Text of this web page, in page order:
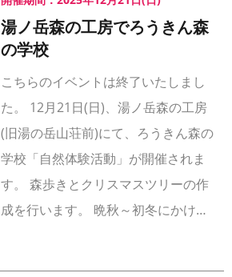
湯ノ岳森の工房でろうきん森
の学校
こちらのイベントは終了いたしまし
た。 12月21日(日)、湯ノ岳森の工房
(旧湯の岳山荘前)にて、ろうきん森の
学校「自然体験活動」が開催されま
す。 森歩きとクリスマスツリーの作
成を行います。 晩秋～初冬にかけ…